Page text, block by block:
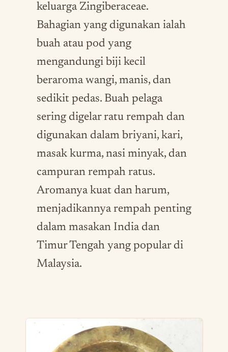
keluarga Zingiberaceae.
Bahagian yang digunakan ialah
buah atau pod yang
mengandungi biji kecil
beraroma wangi, manis, dan
sedikit pedas. Buah pelaga
sering digelar ratu rempah dan
digunakan dalam briyani, kari,
masak kurma, nasi minyak, dan
campuran rempah ratus.
Aromanya kuat dan harum,
menjadikannya rempah penting
dalam masakan India dan
Timur Tengah yang popular di
Malaysia.